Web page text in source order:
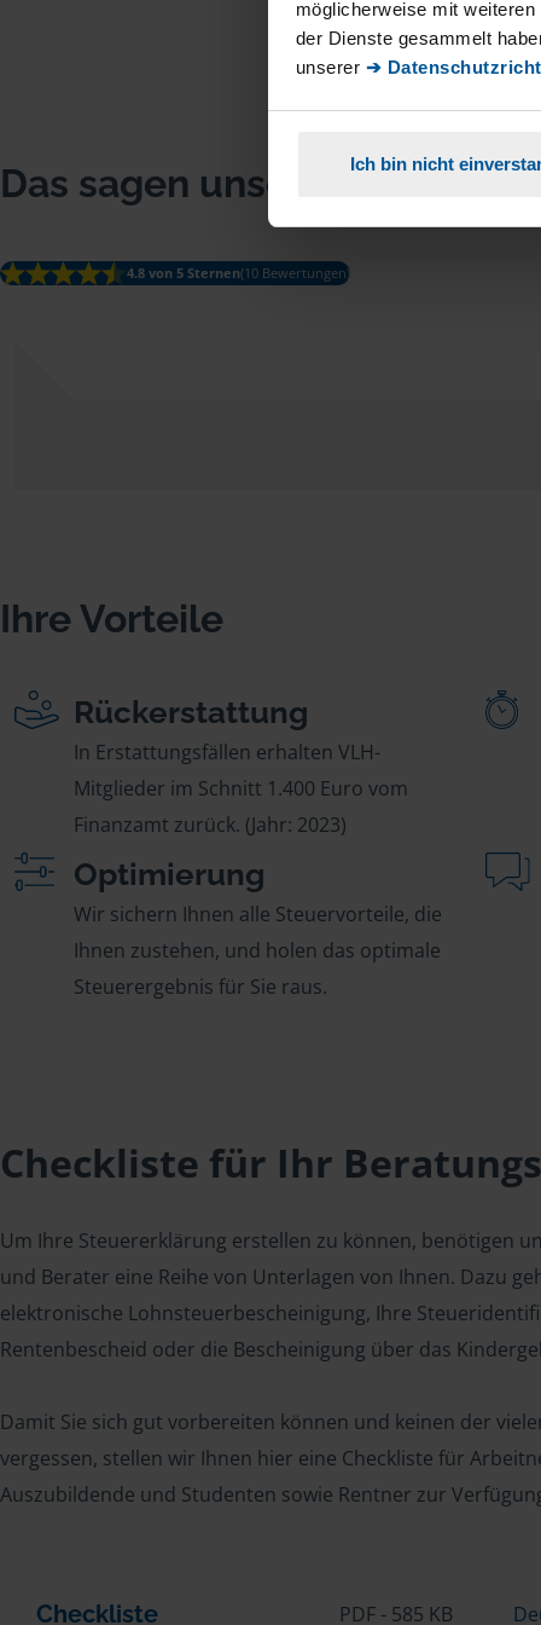
möglicherweise mit
der Dienste gesammelt
unserer ➔
Ich bin nicht
Das sagen unsere Mitglieder
4.8 von 5 Sternen(10 Bewertungen)
Ihre Vorteile
Rückerstattung
In Erstattungsfällen erhalten VLH-
Mitglieder im Schnitt 1.400 Euro vom
Finanzamt zurück. (Jahr: 2023)
Optimierung
Wir sichern Ihnen alle Steuervorteile, die
Ihnen zustehen, und holen das optimale
Steuerergebnis für Sie raus.
Checkliste für Ihr
Um Ihre Steuererklärung erstellen zu können, benötigen
und Berater eine Reihe von Unterlagen von Ihnen. Dazu
elektronische Lohnsteuerbescheinigung, Ihre
Rentenbescheid oder die Bescheinigung über das
Damit Sie sich gut vorbereiten können und keinen der
vergessen, stellen wir Ihnen hier eine Checkliste für
Auszubildende und Studenten sowie Rentner zur
Checkliste PDF - 585 KB